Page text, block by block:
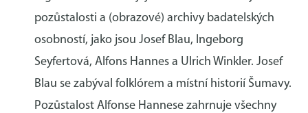
pozůstalosti a (obrazové) archivy badatelských
osobností, jako jsou Josef Blau, Ingeborg
Seyfertová, Alfons Hannes a Ulrich Winkler. Josef
Blau se zabýval folklórem a místní historií Šumavy.
Pozůstalost Alfonse Hannese zahrnuje všechny